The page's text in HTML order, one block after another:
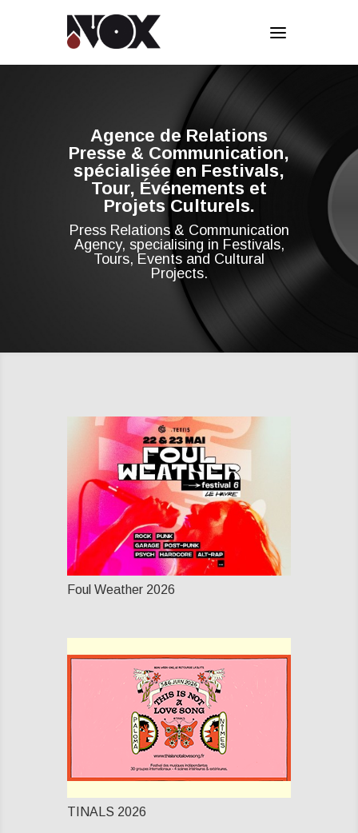
Agence de Relations
Presse & Communication,
spécialisée en Festivals,
Tour, Événements et
Projets Culturels.
Press Relations & Communication
Agency, specialising in Festivals,
Tours, Events and Cultural
Projects.
Foul Weather 2026
TINALS 2026